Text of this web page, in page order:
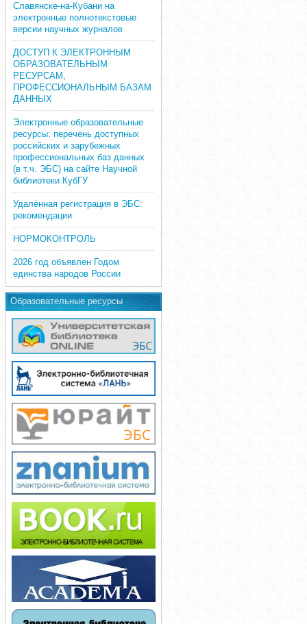
Славянске-на-Кубани на
электронные полнотекстовые
версии научных журналов
ДОСТУП К ЭЛЕКТРОННЫМ
ОБРАЗОВАТЕЛЬНЫМ
РЕСУРСАМ,
ПРОФЕССИОНАЛЬНЫМ БАЗАМ
ДАННЫХ
Электронные образовательные
ресурсы: перечень доступных
российских и зарубежных
профессиональных баз данных
(в т.ч. ЭБС) на сайте Научной
библиотеки КубГУ
Удалённая регистрация в ЭБС:
рекомендации
НОРМОКОНТРОЛЬ
2026 год объявлен Годом
единства народов России
Образовательные ресурсы